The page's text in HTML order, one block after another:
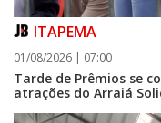
ITAPEMA
01/08/2026 | 07:00
Tarde de Prêmios se
atrações do Arraiá